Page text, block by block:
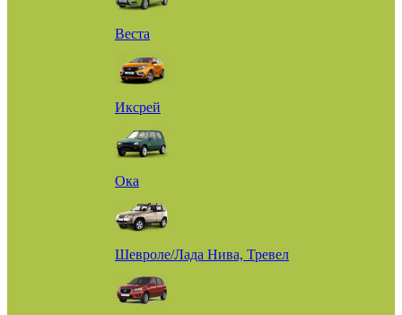
Веста
Иксрей
Ока
Шевроле/Лада Нива, Тревел